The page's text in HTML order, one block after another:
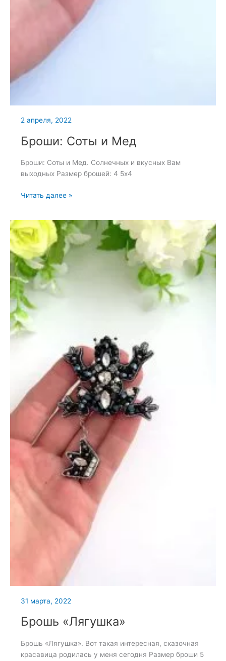
2 апреля, 2022
Броши: Соты и Мед
Броши: Соты и Мед. Солнечных и вкусных Вам
выходных Размер брошей: 4 5х4
Броши:
Мед
Читать далее »
31 марта, 2022
Брошь «Лягушка»
Брошь «Лягушка». Вот такая интересная, сказочная
красавица родилась у меня сегодня Размер броши 5